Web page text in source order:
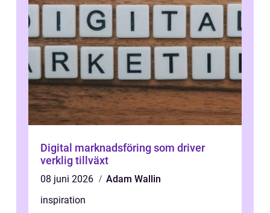
Digital marknadsföring som driver
verklig tillväxt
08 juni 2026
Adam Wallin
inspiration